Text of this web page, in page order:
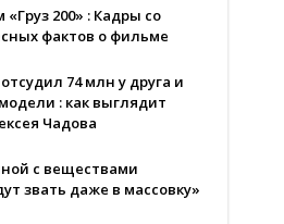
200» : Кадры со
фактов о фильме
74 млн у друга и
: как выглядит
Чадова
с веществами
звать даже в массовку»